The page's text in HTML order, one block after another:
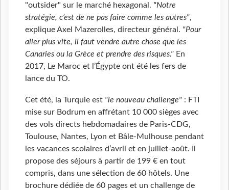
"outsider" sur le marché hexagonal. "Notre
stratégie, c’est de ne pas faire comme les autres",
explique Axel Mazerolles, directeur général. "Pour
aller plus vite, il faut vendre autre chose que les
Canaries ou la Grèce et prendre des risques." En
2017, Le Maroc et l’Égypte ont été les fers de
lance du TO.
Cet été, la Turquie est "le nouveau challenge" : FTI
mise sur Bodrum en affrétant 10 000 sièges avec
des vols directs hebdomadaires de Paris-CDG,
Toulouse, Nantes, Lyon et Bâle-Mulhouse pendant
les vacances scolaires d’avril et en juillet-août. Il
propose des séjours à partir de 199 € en tout
compris, dans une sélection de 60 hôtels. Une
brochure dédiée de 60 pages et un challenge de